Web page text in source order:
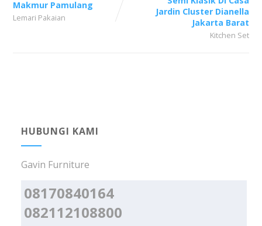
Makmur Pamulang
Lemari Pakaian
Jardin Cluster Dianella
Jakarta Barat
Kitchen Set
HUBUNGI KAMI
Gavin Furniture
08170840164
082112108800